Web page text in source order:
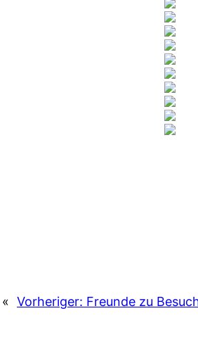
« Vorheriger: Freunde zu